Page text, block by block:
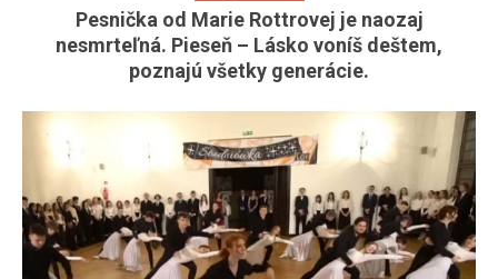
Pesnička od Marie Rottrovej je naozaj
nesmrteľná. Pieseň – Lásko voníš deštem,
poznajú všetky generácie.